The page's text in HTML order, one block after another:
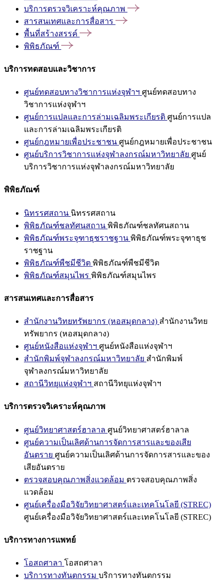
บริการตรวจวิเคราะห์คุณภาพ
สารสนเทศและการสื่อสาร
พื้นที่สร้างสรรค์
พิพิธภัณฑ์
บริการทดสอบและวิชาการ
ศูนย์ทดสอบทางวิชาการแห่งจุฬาฯ ศูนย์ทดสอบทาง
วิชาการแห่งจุฬาฯ
ศูนย์การแปลและการล่ามเฉลิมพระเกียรติ ศูนย์การแปล
และการล่ามเฉลิมพระเกียรติ
ศูนย์กฎหมายเพื่อประชาชน ศูนย์กฎหมายเพื่อประชาชน
ศูนย์บริการวิชาการแห่งจุฬาลงกรณ์มหาวิทยาลัย ศูนย์
บริการวิชาการแห่งจุฬาลงกรณ์มหาวิทยาลัย
พิพิธภัณฑ์
นิทรรศสถาน นิทรรศสถาน
พิพิธภัณฑ์ชลทัศนสถาน พิพิธภัณฑ์ชลทัศนสถาน
พิพิธภัณฑ์พระจุฑาธุชราชฐาน พิพิธภัณฑ์พระจุฑาธุช
ราชฐาน
พิพิธภัณฑ์พืชมีชีวิต พิพิธภัณฑ์พืชมีชีวิต
พิพิธภัณฑ์สมุนไพร พิพิธภัณฑ์สมุนไพร
สารสนเทศและการสื่อสาร
สำนักงานวิทยทรัพยากร (หอสมุดกลาง) สำนักงานวิทย
ทรัพยากร (หอสมุดกลาง)
ศูนย์หนังสือแห่งจุฬาฯ ศูนย์หนังสือแห่งจุฬาฯ
สำนักพิมพ์จุฬาลงกรณ์มหาวิทยาลัย สำนักพิมพ์
จุฬาลงกรณ์มหาวิทยาลัย
สถานีวิทยุแห่งจุฬาฯ สถานีวิทยุแห่งจุฬาฯ
บริการตรวจวิเคราะห์คุณภาพ
ศูนย์วิทยาศาสตร์ฮาลาล ศูนย์วิทยาศาสตร์ฮาลาล
ศูนย์ความเป็นเลิศด้านการจัดการสารและของเสีย
อันตราย ศูนย์ความเป็นเลิศด้านการจัดการสารและของ
เสียอันตราย
ตรวจสอบคุณภาพสิ่งแวดล้อม ตรวจสอบคุณภาพสิ่ง
แวดล้อม
ศูนย์เครื่องมือวิจัยวิทยาศาสตร์และเทคโนโลยี (STREC)
ศูนย์เครื่องมือวิจัยวิทยาศาสตร์และเทคโนโลยี (STREC)
บริการทางการแพทย์
โอสถศาลา โอสถศาลา
บริการทางทันตกรรม บริการทางทันตกรรม